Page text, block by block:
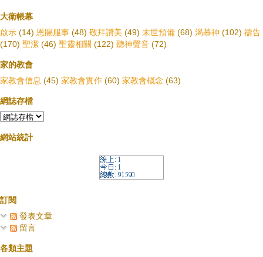
大衛帳幕
啟示 (14) 恩賜服事 (48) 敬拜讚美 (49) 末世預備 (68) 渴慕神 (102) 禱告
(170) 聖潔 (46) 聖靈相關 (122) 聽神聲音 (72)
家的教會
家教會信息 (45) 家教會實作 (60) 家教會概念 (63)
網誌存檔
網站統計
訂閱
發表文章
留言
各類主題